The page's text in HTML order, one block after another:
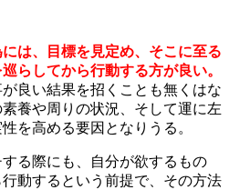
は、目標を見定め、そこに至る
らしてから行動する方が良い。
良い結果を招くことも無くはな
養や周りの状況、そして運に左
を高める要因となりうる。
る際にも、自分が欲するもの
行動するという前提で、その方法